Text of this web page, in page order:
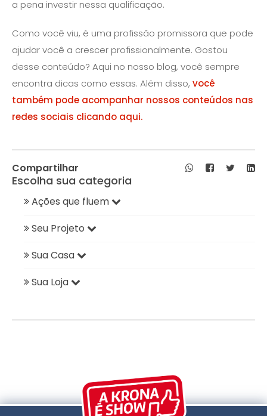
a pena investir nessa qualificação.
Como você viu, é uma profissão promissora que pode
ajudar você a crescer profissionalmente. Gostou
desse conteúdo? Aqui no nosso blog, você sempre
encontra dicas como essas. Além disso, você
também pode acompanhar nossos conteúdos nas
redes sociais clicando aqui.
Compartilhar
Escolha sua categoria
Ações que fluem
Seu Projeto
Sua Casa
Sua Loja